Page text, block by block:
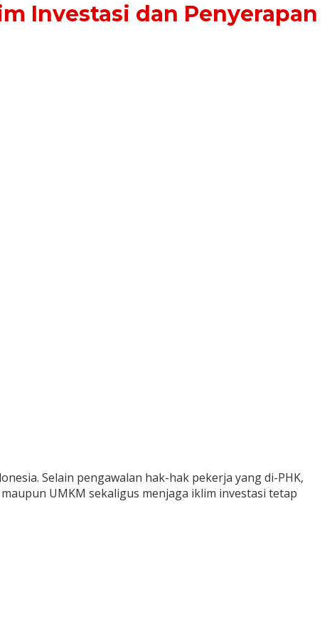
Investasi dan Penyerapan
Selain pengawalan hak-hak pekerja yang di-PHK,
UMKM sekaligus menjaga iklim investasi tetap